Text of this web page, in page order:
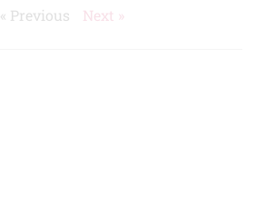
« Previous Next »